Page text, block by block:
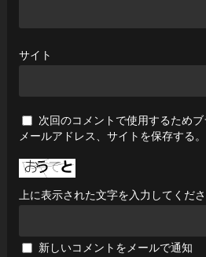
サイト
次回のコメントで使用するためブ
メールアドレス、サイトを保存する。
上に表示された文字を入力してくださ
新しいコメントをメールで通知